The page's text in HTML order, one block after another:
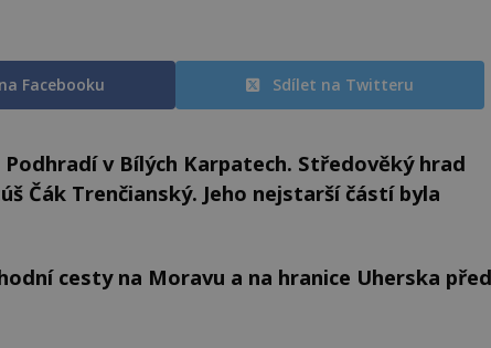
Facebooku Sdílet na Twitteru
v Bílých Karpatech. Středověký hrad
Čák Trenčianský. Jeho nejstarší částí byla
cesty na Moravu a na hranice Uherska před